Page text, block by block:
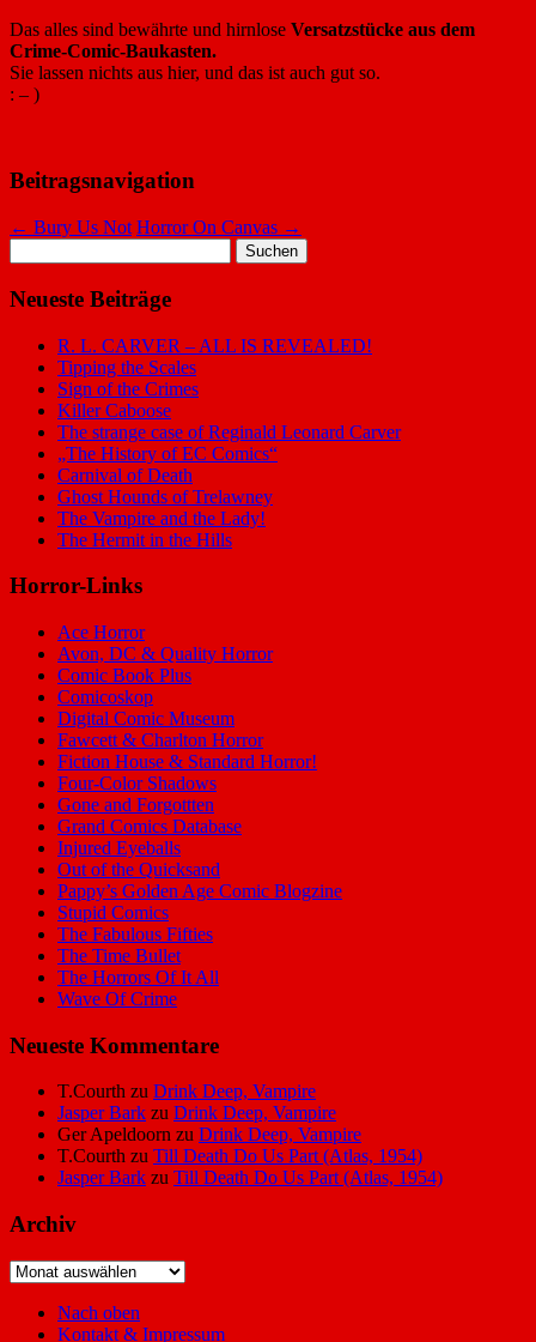
Das alles sind bewährte und hirnlose Versatzstücke aus dem
Crime-Comic-Baukasten.
Sie lassen nichts aus hier, und das ist auch gut so.
: – )
Beitragsnavigation
← Bury Us Not Horror On Canvas →
nach:
Neueste Beiträge
R. L. CARVER – ALL IS REVEALED!
Tipping the Scales
Sign of the Crimes
Killer Caboose
The strange case of Reginald Leonard Carver
„The History of EC Comics“
Carnival of Death
Ghost Hounds of Trelawney
The Vampire and the Lady!
The Hermit in the Hills
Horror-Links
Ace Horror
Avon, DC & Quality Horror
Comic Book Plus
Comicoskop
Digital Comic Museum
Fawcett & Charlton Horror
Fiction House & Standard Horror!
Four-Color Shadows
Gone and Forgottten
Grand Comics Database
Injured Eyeballs
Out of the Quicksand
Pappy’s Golden Age Comic Blogzine
Stupid Comics
The Fabulous Fifties
The Time Bullet
The Horrors Of It All
Wave Of Crime
Neueste Kommentare
T.Courth zu Drink Deep, Vampire
Jasper Bark zu Drink Deep, Vampire
Ger Apeldoorn zu Drink Deep, Vampire
T.Courth zu Till Death Do Us Part (Atlas, 1954)
Jasper Bark zu Till Death Do Us Part (Atlas, 1954)
Archiv
Archiv
Nach oben
Kontakt & Impressum